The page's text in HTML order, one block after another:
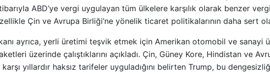
ABD’ye vergi uygulayan tüm ülkelere karşılık olarak benzer
Çin ve Avrupa Birliği’ne yönelik ticaret politikalarının daha sert
ayrıca, yerli üretimi teşvik etmek için Amerikan otomobil ve sanayi
üzerinde çalıştıklarını açıkladı. Çin, Güney Kore, Hindistan ve
karşı yıllardır haksız tarifeler uyguladığını belirten Trump, bu